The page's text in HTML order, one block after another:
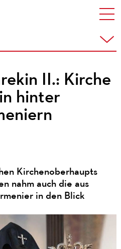
II.: Kirche
hinter
Kirchenoberhaupts
nahm auch die aus
in den Blick